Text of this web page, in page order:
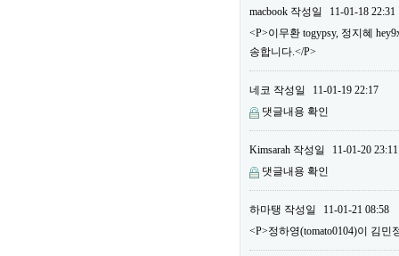
macbook 작성일
11-01-18 22:31
<P>이무환 togypsy, 정지혜
송합니다.</P>
네코 작성일
11-01-19 22:17
댓글내용 확인
Kimsarah 작성일
11-01-20 23:11
댓글내용 확인
하마탱 작성일
11-01-21 08:58
<P>정하영(tomato0104)이 김